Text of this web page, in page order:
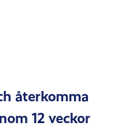
återkomma
12 veckor